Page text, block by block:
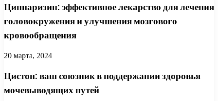
Циннаризин: эффективное лекарство для лечения
головокружения и улучшения мозгового
кровообращения
20 марта, 2024
Цистон: ваш союзник в поддержании здоровья
мочевыводящих путей